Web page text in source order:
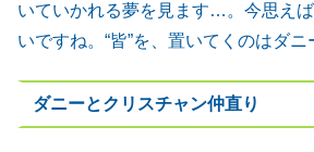
いていかれる夢を見ます…。今思え
いですね。“皆”を、置いてくのはダニ
ダニーとクリスチャン仲直り